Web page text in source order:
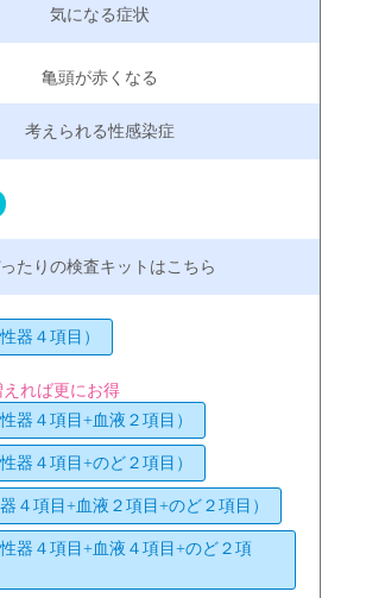
亀頭が赤くなる
器４項目）
れば更にお得
器４項目+血液２項目）
器４項目+のど２項目）
４項目+血液２項目+のど２項目）
器４項目+血液４項目+のど２項